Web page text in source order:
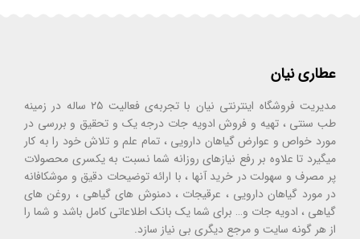
عطاری نیان
مدیریت فروشگاه اینترنتی نیان با تجربه‌ی فعالیت ۲۵ ساله در زمینه
طب سنتی ، تهیه و فروش ادویه جات درجه یک و تحقیق و بررسی در
مورد خواص و عوارض گیاهان دارویی ، تمام علم و تلاش خود را به کار
میگیرد تا علاوه بر رفع نیازهای روزانه شما نسبت به یکسری محصولات
پر مصرف و سهولت در خرید آنها ، با ارائه توضیحات دقیق و موشکافانه
در مورد گیاهان دارویی ، عرقیجات ، دمنوش های گیاهی ، روغن های
گیاهی ، ادویه جات و… برای شما یک بانک اطلاعاتی کامل باشد و شما را
از هر گونه سایت و مرجع دیگری بی نیاز سازد.